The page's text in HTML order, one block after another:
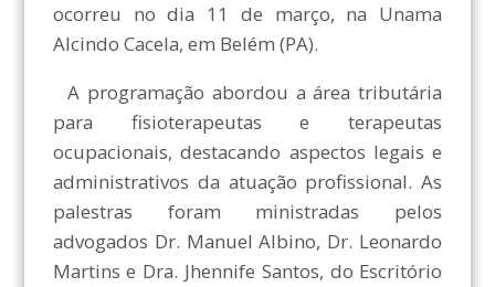
ocorreu no dia 11 de março, na Unama
Alcindo Cacela, em Belém (PA).
A programação abordou a área tributária
para fisioterapeutas e terapeutas
ocupacionais, destacando aspectos legais e
administrativos da atuação profissional. As
palestras foram ministradas pelos
advogados Dr. Manuel Albino, Dr. Leonardo
Martins e Dra. Jhennife Santos, do Escritório